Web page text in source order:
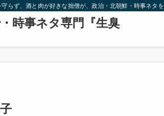
らず、酒と肉が好きな拙僧が、政治・北朝鮮・時事ネタ
時事ネタ専門『生臭